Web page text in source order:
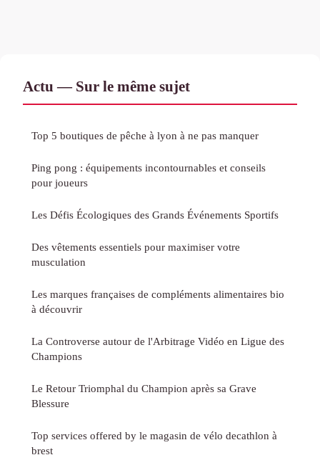
Actu — Sur le même sujet
Top 5 boutiques de pêche à lyon à ne pas manquer
Ping pong : équipements incontournables et conseils
pour joueurs
Les Défis Écologiques des Grands Événements Sportifs
Des vêtements essentiels pour maximiser votre
musculation
Les marques françaises de compléments alimentaires bio
à découvrir
La Controverse autour de l'Arbitrage Vidéo en Ligue des
Champions
Le Retour Triomphal du Champion après sa Grave
Blessure
Top services offered by le magasin de vélo decathlon à
brest